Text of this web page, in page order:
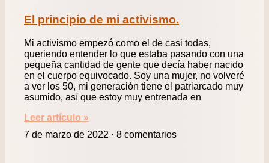
El principio de mi activismo.
Mi activismo empezó como el de casi todas,
queriendo entender lo que estaba pasando con una
pequeña cantidad de gente que decía haber nacido
en el cuerpo equivocado. Soy una mujer, no volveré
a ver los 50, mi generación tiene el patriarcado muy
asumido, así que estoy muy entrenada en
Leer artículo »
7 de marzo de 2022
8 comentarios